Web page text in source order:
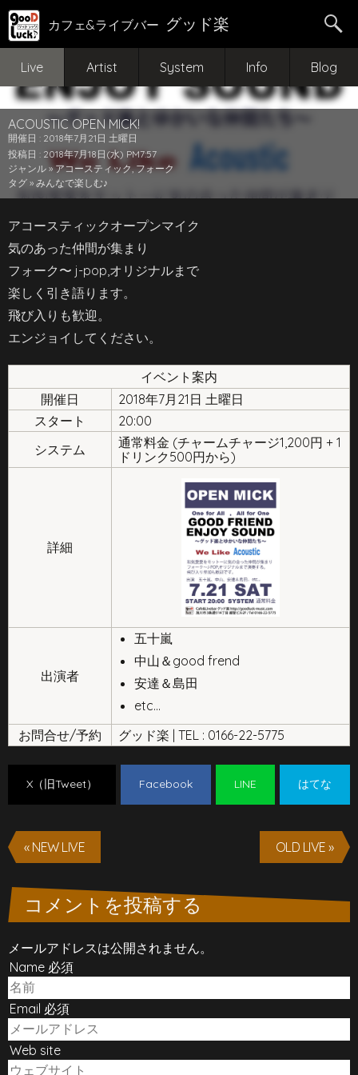
カフェ&ライブバー グッド楽
Live Artist System Info Blog
ACOUSTIC OPEN MICK!
開催日 : 2018年7月21日 土曜日
投稿日 : 2018年7月18日(水) PM7:57
ジャンル »アコースティック,フォーク
タグ » みんなで楽しむ♪
アコースティックオープンマイク
気のあった仲間が集まり
フォーク〜 j-pop,オリジナルまで
楽しく引き語ります。
飛び入りも歓迎。
エンジョイしてください。
イベント案内
開催日
2018年7月21日 土曜日
スタート
20:00
システム
通常料金 (チャームチャージ1,200円 + 1
ドリンク500円から)
詳細
出演者
五十嵐
中山＆good frend
安達＆島田
etc...
お問合せ/予約
グッド楽 | TEL : 0166-22-5775
X（旧Tweet） Facebook LINE はてな
« NEW LIVE OLD LIVE »
コメントを投稿する
メールアドレスは公開されません。
Name 必須
Email 必須
Web site